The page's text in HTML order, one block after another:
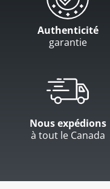
Authenticité
garantie
Nous expédions
à tout le Canada